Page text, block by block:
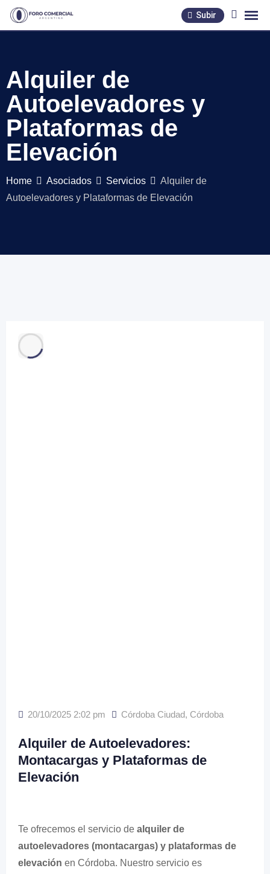
Skip
Subir
Alquiler de
Autoelevadores y
Plataformas de
Elevación
Home Asociados Servicios
Alquiler de
Autoelevadores y Plataformas de Elevación
20/10/2025 2:02 pm Córdoba Ciudad, Córdoba
Alquiler de Autoelevadores:
Montacargas y Plataformas de
Elevación
Te ofrecemos el servicio de alquiler de
autoelevadores (montacargas) y plataformas de
elevación en Córdoba. Nuestro servicio es